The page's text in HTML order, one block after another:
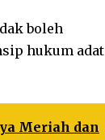
boleh
hukum adat
Meriah dan